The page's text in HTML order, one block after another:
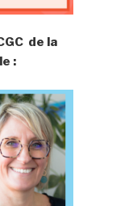
de la
: